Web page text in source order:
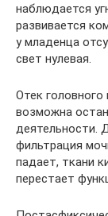
наблюдается
развивается
у младенца
свет нулевая.
Отек головного
возможна
деятельности.
фильтрация
падает, ткани
перестает